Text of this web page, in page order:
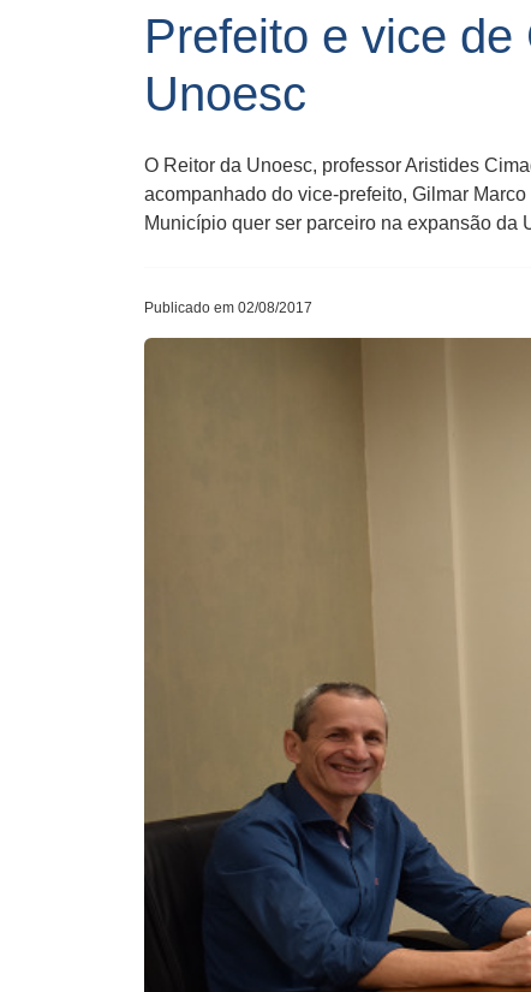
Prefeito e vice
Unoesc
O Reitor da Unoesc, professor Aristides
acompanhado do vice-prefeito, Gilmar
Município quer ser parceiro na expansão da
Publicado em 02/08/2017